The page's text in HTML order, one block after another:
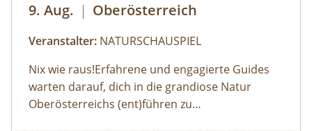
9. Aug. | Oberösterreich
Veranstalter: NATURSCHAUSPIEL
Nix wie raus!Erfahrene und engagierte Guides
warten darauf, dich in die grandiose Natur
Oberösterreichs (ent)führen zu